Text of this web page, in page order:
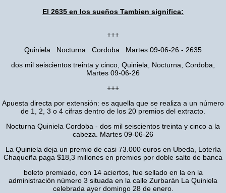
El 2635 en los sueños Tambien significa:
+++
Quiniela Nocturna Cordoba Martes 09-06-26 - 2635
dos mil seiscientos treinta y cinco, Quiniela, Nocturna, Cordoba,
Martes 09-06-26
+++
Apuesta directa por extensión: es aquella que se realiza a un número
de 1, 2, 3 o 4 cifras dentro de los 20 premios del extracto.
Nocturna Quiniela Cordoba - dos mil seiscientos treinta y cinco a la
cabeza. Martes 09-06-26
La Quiniela deja un premio de casi 73.000 euros en Ubeda, Lotería
Chaqueña paga $18,3 millones en premios por doble salto de banca
boleto premiado, con 14 aciertos, fue sellado en la en la
administración número 3 situada en la calle Zurbarán La Quiniela
celebrada ayer domingo 28 de enero.